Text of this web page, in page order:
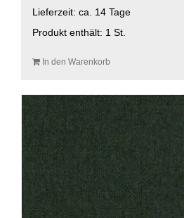
Lieferzeit: ca. 14 Tage
Produkt enthält: 1 St.
In den Warenkorb